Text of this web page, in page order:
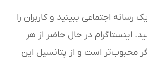
رسانه اجتماعی ببینید و کاربران را
اینستاگرام در حال حاضر از هر
محبوب‌تر است و از پتانسیل این